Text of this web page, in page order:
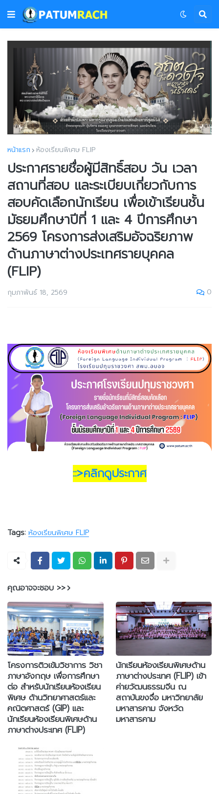
หน้าแรก ห้องเรียนพิเศษ FLIP
ประกาศรายชื่อผู้มีสิทธิ์สอบ วัน เวลา
สถานที่สอบ และระเบียบเกี่ยวกับการ
สอบคัดเลือกนักเรียน เพื่อเข้าเรียนชั้น
มัธยมศึกษาปีที่ 1 และ 4 ปีการศึกษา
2569 โครงการส่งเสริมอัจฉริยภาพ
ด้านภาษาต่างประเทศรายบุคคล
(FLIP)
กุมภาพันธ์ 18, 2569 0
::>คลิกดูประกาศ
Tags: ห้องเรียนพิเศษ FLIP
คุณอาจจะชอบ >>
โครงการติวเข้มวิชาการ วิชา
ภาษาอังกฤษ เพื่อการศึกษา
ต่อ สำหรับนักเรียนห้องเรียน
พิเศษ ด้านวิทยาศาสตร์และ
คณิตศาสตร์ (GIP) และ
นักเรียนห้องเรียนพิเศษด้าน
ภาษาต่างประเทศ (FLIP)
นักเรียนห้องเรียนพิเศษด้าน
ภาษาต่างประเทศ (FLIP) เข้า
ค่ายวัฒนธรรมจีน ณ
สถาบันขงจื่อ มหาวิทยาลัย
มหาสารคาม จังหวัด
มหาสารคาม